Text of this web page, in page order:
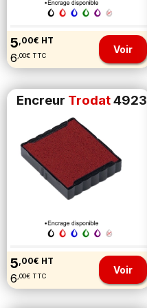
5 ,00€ HT
6 ,00€ TTC Voir
Encreur Trodat4923
5 ,00€ HT
6 ,00€ TTC Voir